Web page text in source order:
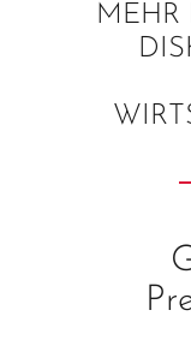
MEHR